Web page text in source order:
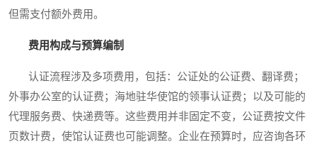
但需支付额外费用。
费用构成与预算编制
认证流程涉及多项费用，包括：公证处的公证费、翻译费；
外事办公室的认证费；海地驻华使馆的领事认证费；以及可能的
代理服务费、快递费等。这些费用并非固定不变，公证费按文件
页数计费，使馆认证费也可能调整。企业在预算时，应咨询各环